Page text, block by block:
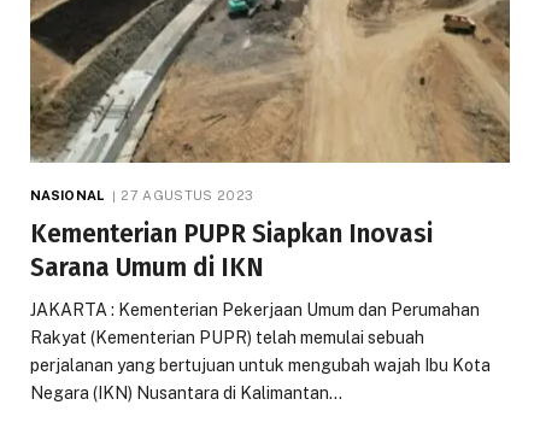
NASIONAL 27 AGUSTUS 2023
Kementerian PUPR Siapkan Inovasi
Sarana Umum di IKN
JAKARTA : Kementerian Pekerjaan Umum dan Perumahan
Rakyat (Kementerian PUPR) telah memulai sebuah
perjalanan yang bertujuan untuk mengubah wajah Ibu Kota
Negara (IKN) Nusantara di Kalimantan…